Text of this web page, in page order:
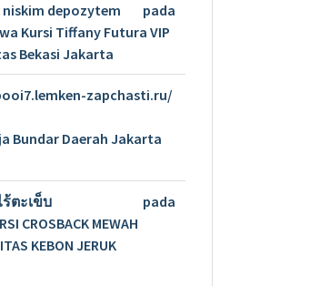
niskim depozytem
pada
Kursi Tiffany Futura VIP
Bekasi Jakarta
zapchasti.ru/
Bundar Daerah Jakarta
ตะเข็บ
pada
CROSBACK MEWAH
KEBON JERUK